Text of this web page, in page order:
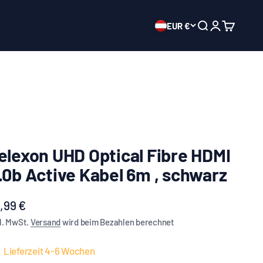
EUR € Suche öffnen
Mein Konto
UHD Optical Fibre HDMI
Active Kabel 6m , schwarz
€
MwSt. Versandwird beim Bezahlen berechnet
Lieferzeit 4-6 Wochen